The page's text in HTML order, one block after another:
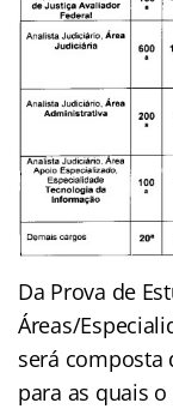
Da Prova de
Áreas/
será composta
para as quais